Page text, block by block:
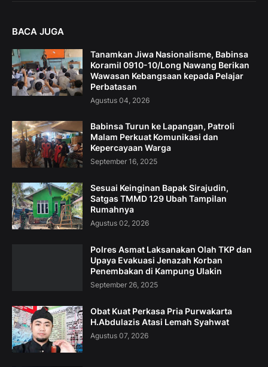
BACA JUGA
Tanamkan Jiwa Nasionalisme, Babinsa
Koramil 0910-10/Long Nawang Berikan
Wawasan Kebangsaan kepada Pelajar
Perbatasan
Agustus 04, 2026
Babinsa Turun ke Lapangan, Patroli
Malam Perkuat Komunikasi dan
Kepercayaan Warga
September 16, 2025
Sesuai Keinginan Bapak Sirajudin,
Satgas TMMD 129 Ubah Tampilan
Rumahnya
Agustus 02, 2026
Polres Asmat Laksanakan Olah TKP dan
Upaya Evakuasi Jenazah Korban
Penembakan di Kampung Ulakin
September 26, 2025
Obat Kuat Perkasa Pria Purwakarta
H.Abdulazis Atasi Lemah Syahwat
Agustus 07, 2026